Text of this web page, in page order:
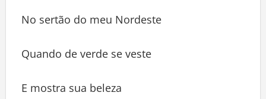
No sertão do meu Nordeste
Quando de verde se veste
E mostra sua beleza